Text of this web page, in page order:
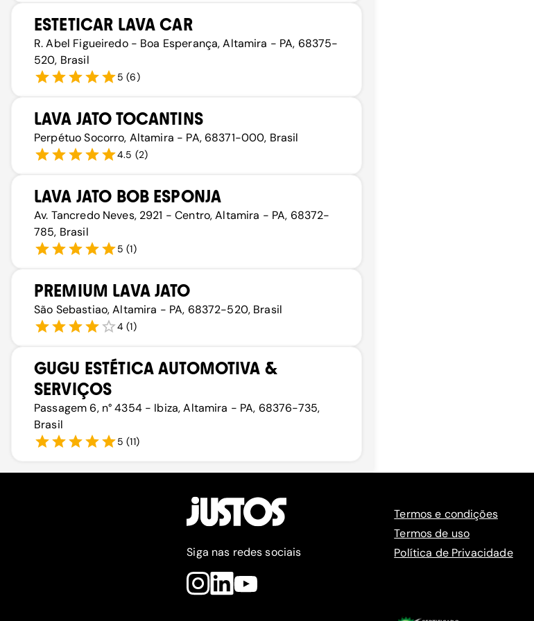
ESTETICAR LAVA CAR
R. Abel Figueiredo - Boa Esperança, Altamira - PA, 68375-
520, Brasil
5 (6)
LAVA JATO TOCANTINS
Perpétuo Socorro, Altamira - PA, 68371-000, Brasil
4.5 (2)
LAVA JATO BOB ESPONJA
Av. Tancredo Neves, 2921 - Centro, Altamira - PA, 68372-
785, Brasil
5 (1)
PREMIUM LAVA JATO
São Sebastiao, Altamira - PA, 68372-520, Brasil
4 (1)
GUGU ESTÉTICA AUTOMOTIVA &
SERVIÇOS
Passagem 6, n° 4354 - Ibiza, Altamira - PA, 68376-735,
Brasil
5 (11)
Siga nas redes sociais
Termos e condições
Termos de uso
Política de Privacidade